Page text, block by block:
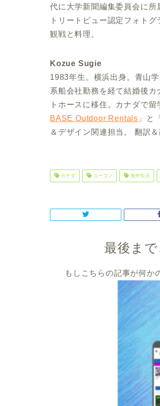
代に大学新聞編集委員会に所
トリートビュー認定フォト
観戦と料理。
Kozue Sugie
1983年生。横浜出身。青山
系船会社勤務を経て結婚後
トホースに移住。カナダで
BASE Outdoor Rentals 」と
＆デザイン関連担当。 翻訳
カナダ ユーコン 海外生活
最後ま
もしこちらの記事が何か